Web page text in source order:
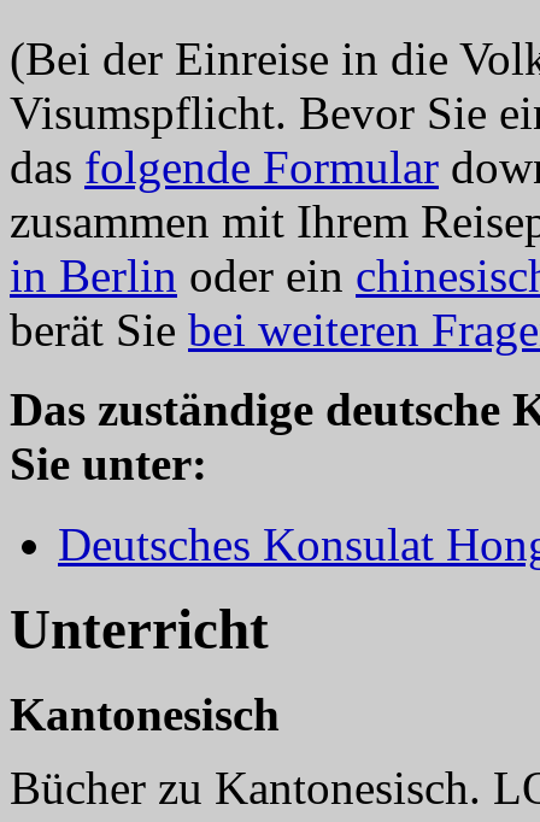
(Bei der Einreise in die
Visumspflicht. Bevor Sie
das folgende Formular
zusammen mit Ihrem
in Berlin oder ein
berät Sie bei weiteren
Das zuständige
Sie unter:
Deutsches Konsulat
Unterricht
Kantonesisch
Bücher zu Kantonesisch.